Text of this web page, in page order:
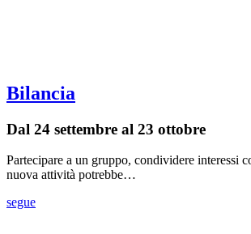
Bilancia
Dal 24 settembre al 23 ottobre
Partecipare a un gruppo, condividere interessi
nuova attività potrebbe…
segue